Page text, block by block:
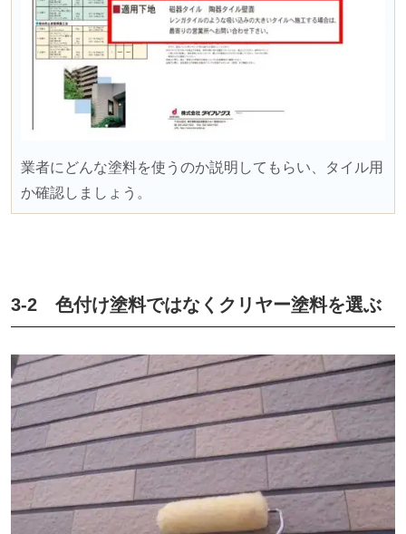
業者にどんな塗料を使うのか説明してもらい、タイル用
か確認しましょう。
3-2 色付け塗料ではなくクリヤー塗料を選ぶ